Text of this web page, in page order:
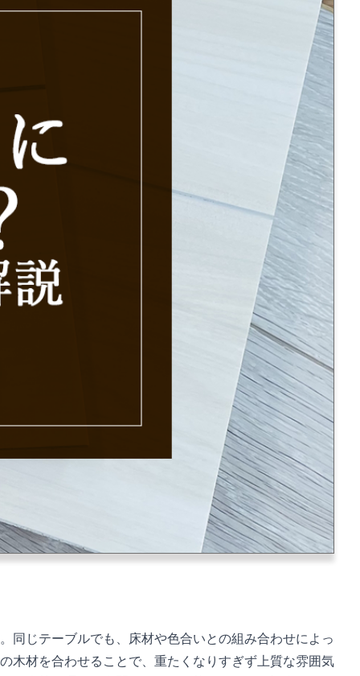
同じテーブルでも、床材や色合いとの組み合わせによっ
木材を合わせることで、重たくなりすぎず上質な雰囲気